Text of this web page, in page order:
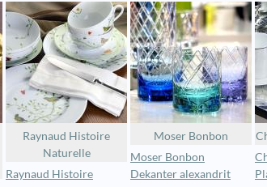
Raynaud Histoire
Naturelle
Raynaud Histoire
Moser Bonbon
Moser Bonbon
Dekanter alexandrit